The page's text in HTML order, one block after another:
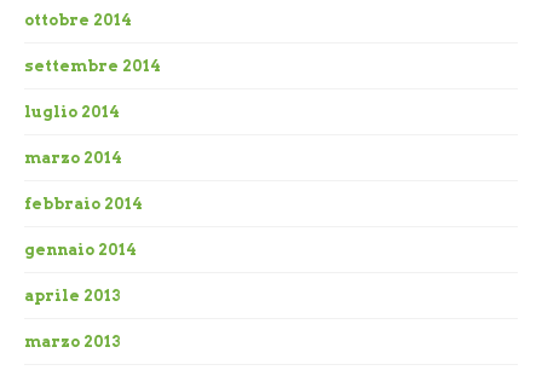
ottobre 2014
settembre 2014
luglio 2014
marzo 2014
febbraio 2014
gennaio 2014
aprile 2013
marzo 2013